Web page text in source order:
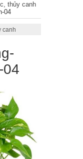
thủy canh
04
canh
04